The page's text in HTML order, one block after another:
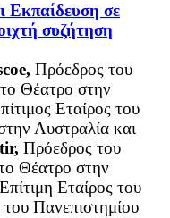
Εκπαίδευση σε
συζήτηση
Πρόεδρος του
Θέατρο στην
Εταίρος του
Αυστραλία και
Πρόεδρος του
Θέατρο στην
Εταίρος του
Πανεπιστημίου